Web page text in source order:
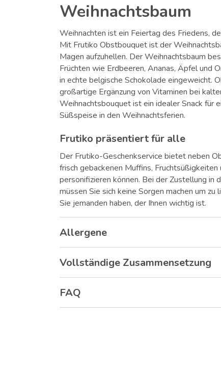
Weihnachtsbaum
Weihnachten ist ein Feiertag des Friedens,
Mit Frutiko Obstbouquet ist der
Magen aufzuhellen. Der Weihnachtsbaum
Früchten wie Erdbeeren, Ananas, Äpfel und
in echte belgische Schokolade eingeweicht.
großartige Ergänzung von Vitaminen bei
Weihnachtsbouquet ist ein idealer Snack für
Süßspeise in den Weihnachtsferien.
Frutiko präsentiert für alle
Der Frutiko-Geschenkservice bietet neben
frisch gebackenen Muffins,
personifizieren können. Bei der Zustellung in
müssen Sie sich keine Sorgen machen um zu
Sie jemanden haben, der Ihnen wichtig ist.
Allergene
Vollständige Zusammensetzung
FAQ